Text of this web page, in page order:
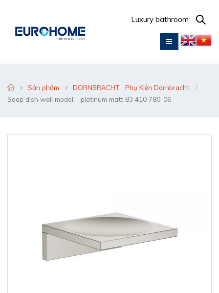
Luxury bathroom
Sản phẩm DORNBRACHT,
Phụ Kiện Dornbracht
Soap dish wall model – platinum matt 83 410 780-06